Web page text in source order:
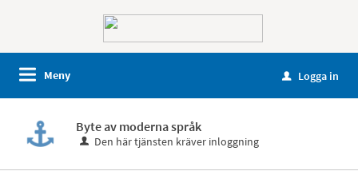
Meny u Logga in
Byte av moderna språk
Den här tjänsten kräver inloggning